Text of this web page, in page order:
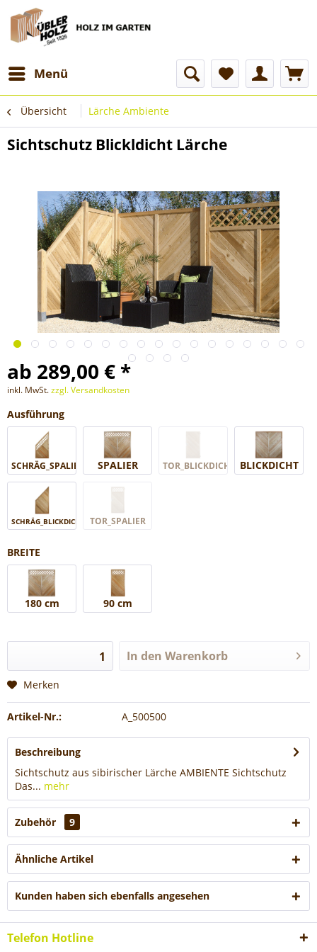
Menü
Übersicht Lärche Ambiente
Sichtschutz Blickldicht Lärche
ab 289,00 € *
inkl. MwSt.zzgl. Versandkosten
Ausführung
SCHRÄG_SPALIER SPALIER TOR_BLICKDICHT BLICKDICHT
SCHRÄG_BLICKDICHT TOR_SPALIER
BREITE
180 cm 90 cm
In den Warenkorb
Merken
Artikel-Nr.: A_500500
Beschreibung
Sichtschutz aus sibirischer Lärche AMBIENTE Sichtschutz
Das... mehr
Zubehör 9
Ähnliche Artikel
Kunden haben sich ebenfalls angesehen
Telefon Hotline